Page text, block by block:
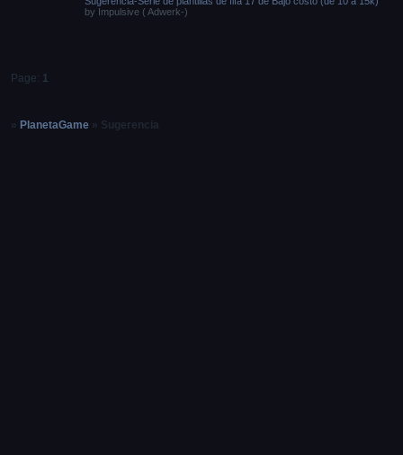
by
Impulsive ( Adwerk-)
Page: 1
» PlanetaGame » Sugerencia